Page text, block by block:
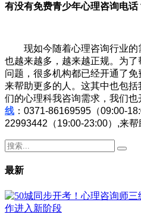
有没有免费青少年心理咨询电话
现如今随着心理咨询行业的
也越来越多，越来越正规。为
问题，很多机构都已经开通了
来帮助更多的人。这其中也包
们的心理科我咨询需求，我们也
线 ：0371-86169595（09:00-
22993442（19:00-23:00）,来帮
最新